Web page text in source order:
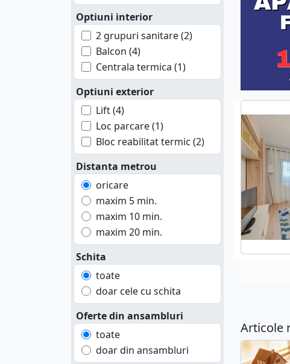
Optiuni interior
2 grupuri sanitare (2)
Balcon (4)
Centrala termica (1)
Optiuni exterior
Lift (4)
Loc parcare (1)
Bloc reabilitat termic (2)
Distanta metrou
oricare
maxim 5 min.
maxim 10 min.
maxim 20 min.
Schita
toate
doar cele cu schita
Oferte din ansambluri
toate
doar din ansambluri
Articole